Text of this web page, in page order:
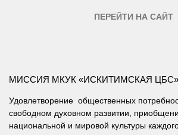
ПЕРЕЙТИ НА САЙТ
МИССИЯ МКУК «ИСКИТИМСКАЯ ЦБС»
Удовлетворение общественных
свободном духовном развитии,
национальной и мировой культуры